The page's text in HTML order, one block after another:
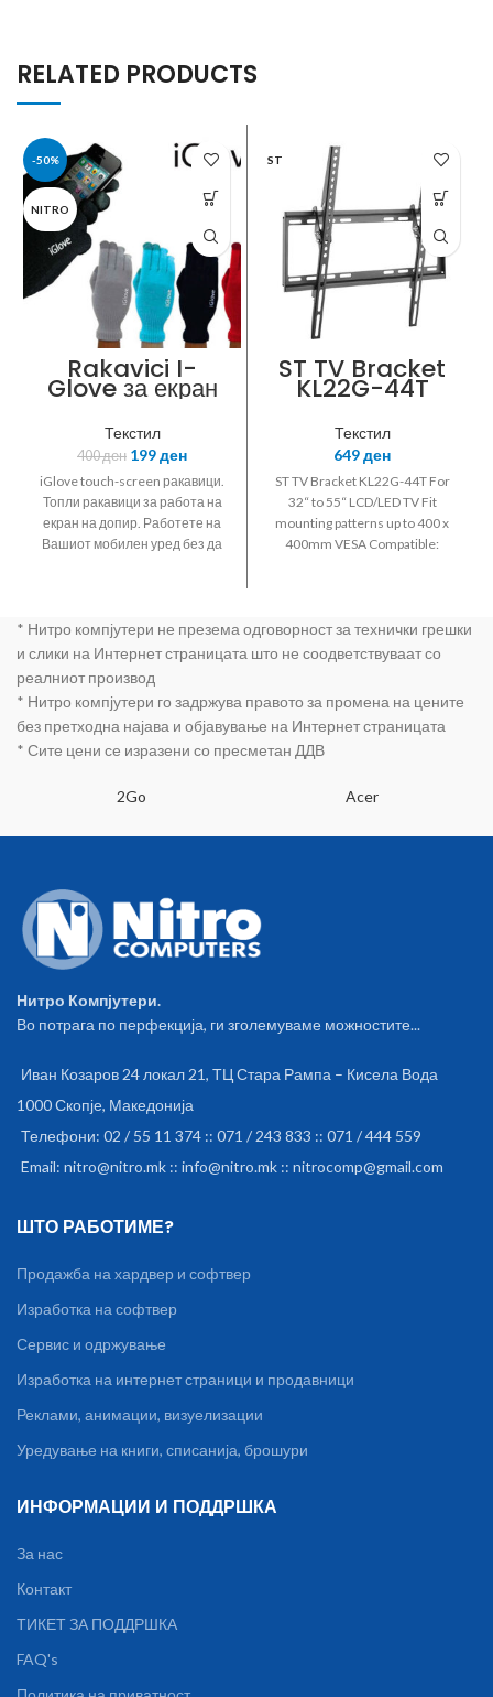
RELATED PRODUCTS
-50%
NITRO
Rakavici I-
Glove за екран
на допир
Текстил
400ден 199ден
iGlove touch-screen ракавици.
Топли ракавици за работа на
екран на допир. Работете на
Вашиот мобилен уред без да
ST
ST TV Bracket
KL22G-44T
Текстил
649ден
ST TV Bracket KL22G-44T For
32“ to 55“ LCD/LED TV Fit
mounting patterns up to 400 x
400mm VESA Compatible:
-12 degrees tilting
* Нитро компјутери не презема одговорност за технички грешки
и слики на Интернет страницата што не соодветствуваат со
реалниот производ
* Нитро компјутери го задржува правото за промена на цените
без претходна најава и објавување на Интернет страницата
* Сите цени се изразени со пресметан ДДВ
2Go Acer
Нитро Компјутери.
Во потрага по перфекција, ги зголемуваме можностите...
Иван Козаров 24 локал 21, ТЦ Стара Рампа – Кисела Вода
1000 Скопје, Македонија
Телефони: 02 / 55 11 374 :: 071 / 243 833 :: 071 / 444 559
Email: nitro@nitro.mk :: info@nitro.mk :: nitrocomp@gmail.com
ШТО РАБОТИМЕ?
Продажба на хардвер и софтвер
Изработка на софтвер
Сервис и одржување
Изработка на интернет страници и продавници
Реклами, анимации, визуелизации
Уредување на книги, списанија, брошури
ИНФОРМАЦИИ И ПОДДРШКА
За нас
Контакт
ТИКЕТ ЗА ПОДДРШКА
FAQ's